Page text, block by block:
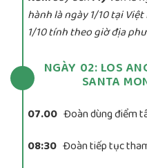
hành là ngày 1/10 tại
1/10 tính theo giờ địa
NGÀY 02: LOS ANGELES - HOLLYWOOD -
07.00 Đoàn dùng điểm
08:30 Đoàn tiếp tục